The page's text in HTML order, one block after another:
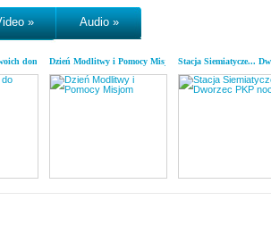
» Audio »
domówDzień Modlitwy i Pomocy MisjomStacja Siemiatycze...